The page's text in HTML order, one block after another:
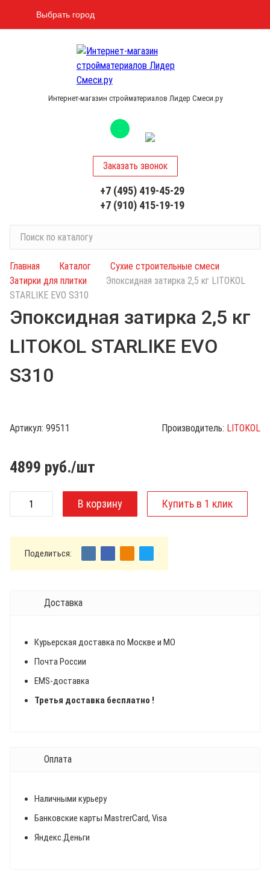
Выбрать город
Интернет-магазин стройматериалов Лидер Смеси.ру
и
с
к
о
а
у
Заказать звонок
+7 (495) 419-45-29
+7 (910) 415-19-19
Главная Каталог
Сухие строительные смеси
Затирки для плитки
Эпоксидная затирка 2,5 кг LITOKOL
STARLIKE EVO S310
Эпоксидная затирка 2,5 кг
LITOKOL STARLIKE EVO
S310
Артикул: 99511 Производитель: LITOKOL
4899 руб./шт
Поделиться:
Доставка
Курьерская доставка по Москве и МО
Почта России
EMS-доставка
Третья доставка бесплатно !
Оплата
Наличными курьеру
Банковские карты MastrerCard, Visa
Яндекс.Деньги